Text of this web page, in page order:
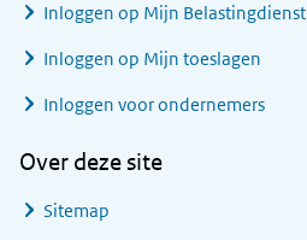
Inloggen op Mijn Belastingdienst
Inloggen op Mijn toeslagen
Inloggen voor ondernemers
Over deze site
Sitemap